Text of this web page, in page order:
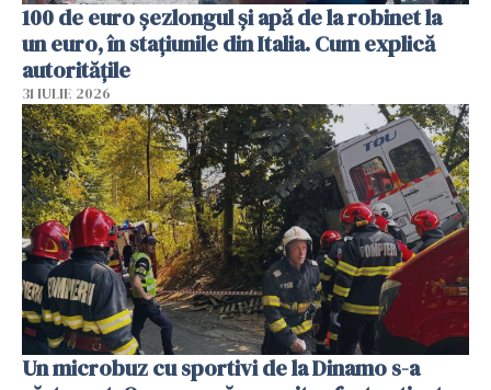
100 de euro șezlongul și apă de la robinet la
un euro, în stațiunile din Italia. Cum explică
autoritățile
31 IULIE 2026
Un microbuz cu sportivi de la Dinamo s-a